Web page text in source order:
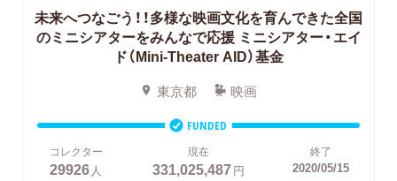
未来へつなごう！！多様な映画文化を育んできた全国
のミニシアターをみんなで応援ミニシアター・エイ
ド（Mini-Theater AID）基金
東京都 映画
FUNDED
コレクター
29926人
現在
331,025,487円
終了
2020/05/15